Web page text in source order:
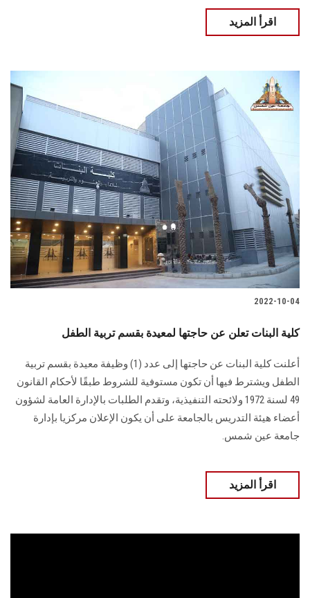
اقرأ المزيد
2022-10-04
كلية البنات تعلن عن حاجتها لمعيدة بقسم تربية الطفل
أعلنت كلية البنات عن حاجتها إلى عدد (1) وظيفة معيدة بقسم تربية
الطفل ويشترط فيها أن تكون مستوفية للشروط طبقًا لأحكام القانون
49 لسنة 1972 ولائحته التنفيذية، وتقدم الطلبات بالإدارة العامة لشؤون
أعضاء هيئة التدريس بالجامعة على أن يكون الإعلان مركزيا بإدارة
جامعة عين شمس.
اقرأ المزيد